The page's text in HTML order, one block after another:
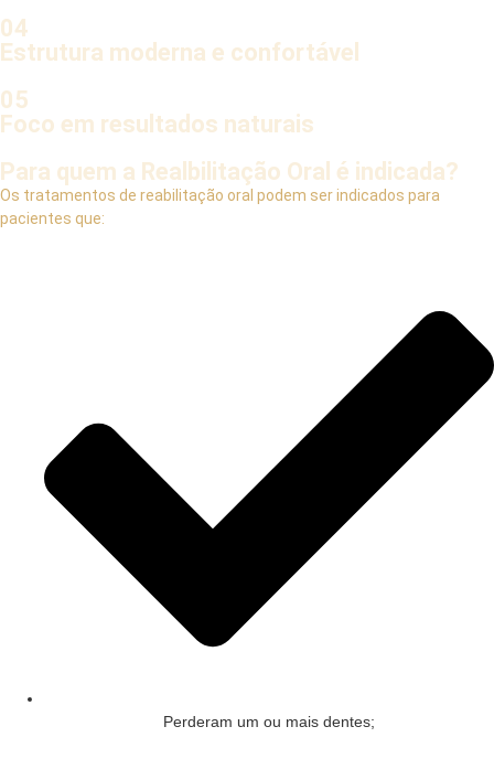
04
Estrutura moderna e confortável
05
Foco em resultados naturais
Para quem a Realbilitação Oral é indicada?
Os tratamentos de reabilitação oral podem ser indicados para
pacientes que:
Perderam um ou mais dentes;